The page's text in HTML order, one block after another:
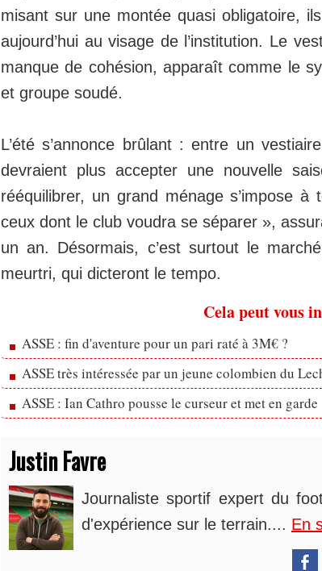
misant sur une montée quasi obligatoire,
aujourd’hui au visage de l’institution. Le
manque de cohésion, apparaît comme le
et groupe soudé.
L’été s’annonce brûlant : entre un
devraient plus accepter une nouvelle
rééquilibrer, un grand ménage s’impose
ceux dont le club voudra se séparer »,
un an. Désormais, c’est surtout le
meurtri, qui dicteront le tempo.
Cela peut vous
ASSE : fin d'aventure pour un pari raté à 3M€ ?
ASSE très intéressée par un jeune colombien du
ASSE : Ian Cathro pousse le curseur et met en garde
Justin Favre
Journaliste sportif expert du
d'expérience sur le terrain.... En